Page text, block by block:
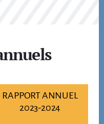
RAPPORT ANNUEL
2023-2024